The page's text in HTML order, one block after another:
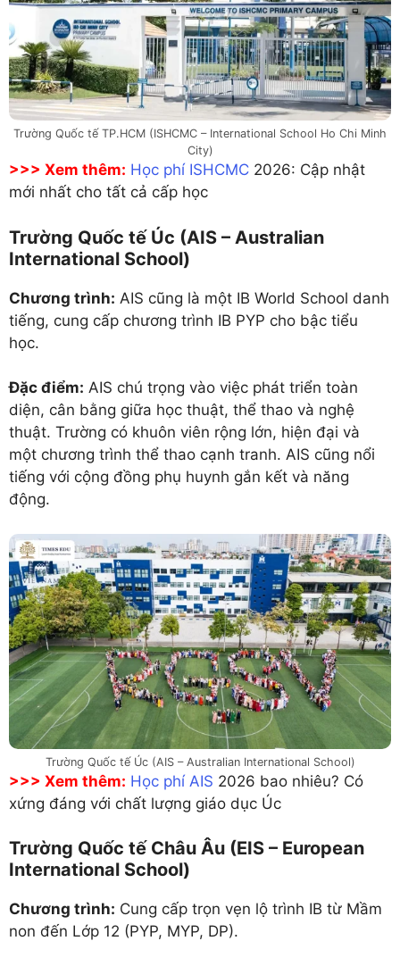
Trường Quốc tế TP.HCM (ISHCMC – International School Ho Chi Minh
City)
>>> Xem thêm: Học phí ISHCMC 2026: Cập nhật
mới nhất cho tất cả cấp học
Trường Quốc tế Úc (AIS – Australian
International School)
Chương trình: AIS cũng là một IB World School danh
tiếng, cung cấp chương trình IB PYP cho bậc tiểu
học.
Đặc điểm: AIS chú trọng vào việc phát triển toàn
diện, cân bằng giữa học thuật, thể thao và nghệ
thuật. Trường có khuôn viên rộng lớn, hiện đại và
một chương trình thể thao cạnh tranh. AIS cũng nổi
tiếng với cộng đồng phụ huynh gắn kết và năng
động.
Trường Quốc tế Úc (AIS – Australian International School)
>>> Xem thêm: Học phí AIS 2026 bao nhiêu? Có
xứng đáng với chất lượng giáo dục Úc
Trường Quốc tế Châu Âu (EIS – European
International School)
Chương trình: Cung cấp trọn vẹn lộ trình IB từ Mầm
non đến Lớp 12 (PYP, MYP, DP).